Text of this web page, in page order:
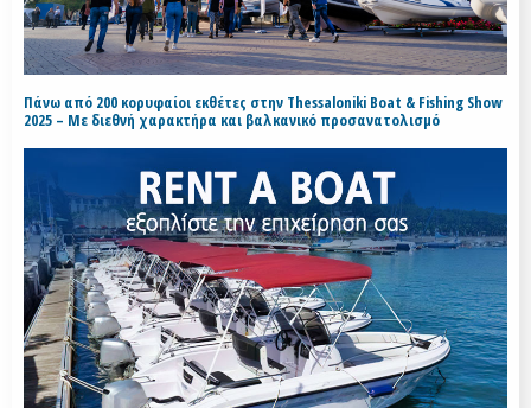
Πάνω από 200 κορυφαίοι εκθέτες στην Thessaloniki Boat & Fishing Show
2025 – Με διεθνή χαρακτήρα και βαλκανικό προσανατολισμό